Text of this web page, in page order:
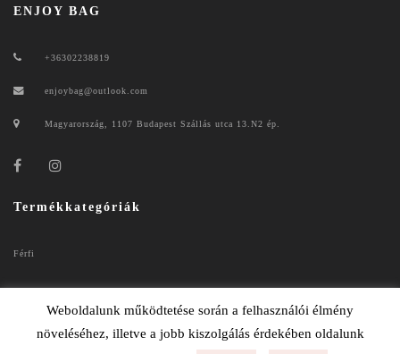
ENJOY BAG
+36302238819
enjoybag@outlook.com
Magyarország, 1107 Budapest Szállás utca 13.N2 ép.
Termékkategóriák
Férfi
Weboldalunk működtetése során a felhasználói élmény
növeléséhez, illetve a jobb kiszolgálás érdekében oldalunk